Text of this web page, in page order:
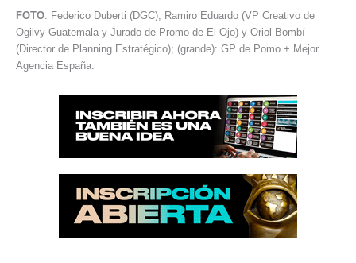
FOTO: Federico Duberti (DGC), Ramiro Eduardo (VP Creativo de
Ogilvy Guatemala y Jurado de Promo de El Ojo) y Oriol Bombí
(Director de Planning Estratégico); (grande): GP de Pomo + Mejor
Agencia España.